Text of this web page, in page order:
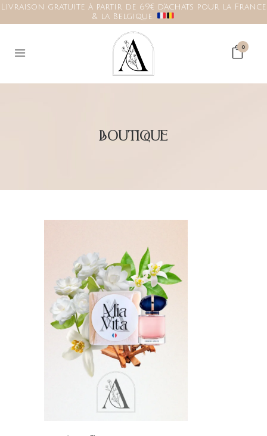
Livraison gratuite à partir de 69€ d'achats pour la France
& la Belgique.
0
BOUTIQUE